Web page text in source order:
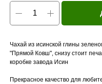
Чахай из исинской глины
"Прямой Ковш", снизу стоит
коробке завода Исин
Прекрасное качество для